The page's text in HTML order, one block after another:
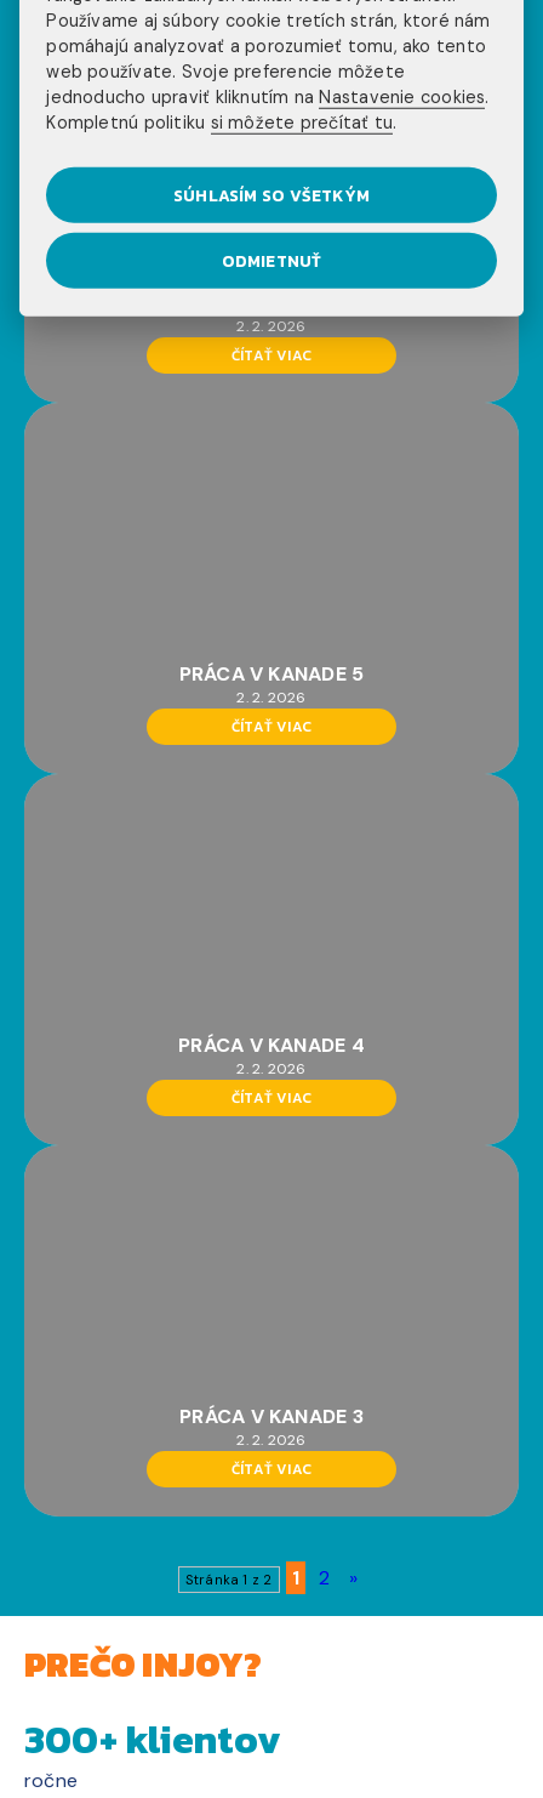
2. 2. 2026
ČÍTAŤ VIAC
PRÁCA V KANADE 5
2. 2. 2026
ČÍTAŤ VIAC
PRÁCA V KANADE 4
2. 2. 2026
ČÍTAŤ VIAC
PRÁCA V KANADE 3
2. 2. 2026
ČÍTAŤ VIAC
Stránka 1 z 2 1 2 »
PREČO INJOY?
300+ klientov
ročne
Používame aj súbory cookie tretích strán, ktoré nám
pomáhajú analyzovať a porozumieť tomu, ako tento
web používate. Svoje preferencie môžete
jednoducho upraviť kliknutím naNastavenie cookies.
Kompletnú politiku si môžete prečítať tu.
SÚHLASÍM SO VŠETKÝM
ODMIETNUŤ